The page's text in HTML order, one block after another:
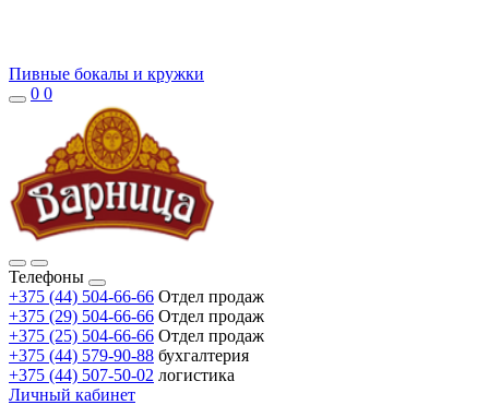
Пивные бокалы и кружки
0 0
Телефоны
+375 (44) 504-66-66 Отдел продаж
+375 (29) 504-66-66 Отдел продаж
+375 (25) 504-66-66 Отдел продаж
+375 (44) 579-90-88 бухгалтерия
+375 (44) 507-50-02 логистика
Личный кабинет